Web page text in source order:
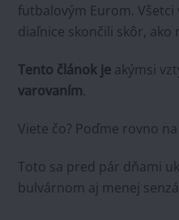
futbalovým Eurom. Všetci
diaľnice skončili skôr, ako
Tento článok je akýmsi
varovaním.
Viete čo? Poďme rovno
Toto sa pred pár dňami
bulvárnom aj menej